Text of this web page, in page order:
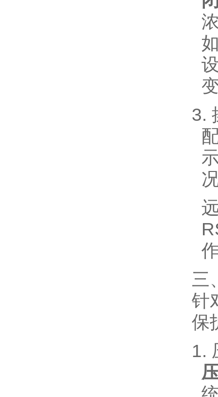
3.
三
针
保
1.